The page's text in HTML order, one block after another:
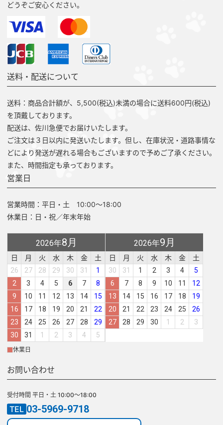
どうぞご安心ください。
送料・配送について
送料：商品合計額が、5,500(税込)未満の場合に送料600円(税込)
を頂戴しております。
配送は、佐川急便でお届けいたします。
ご注文は３日以内に発送いたします。但し、在庫状況・道路事情な
どにより発送が遅れる場合もございますので予めご了承ください。
また、時間指定も承っております。
営業日
営業時間：平日・土 10:00～18:00
休業日：日・祝／年末年始
2026年8月
日 月 火 水 木 金 土
26 27 28 29 30 31
1
2
3 4 5 6 7
8
9
10 11 12 13 14
15
16
17 18 19 20 21
22
23
24 25 26 27 28
29
30
31 1 2 3 4 5
2026年9月
日 月 火 水 木 金 土
30 31 1 2 3 4
5
6
7 8 9 10 11
12
13
14 15 16 17 18
19
20
21 22 23 24 25
26
27
28 29 30 1 2 3
休業日
お問い合わせ
受付時間 平日・土 10:00～18:00
TEL 03-5969-9718